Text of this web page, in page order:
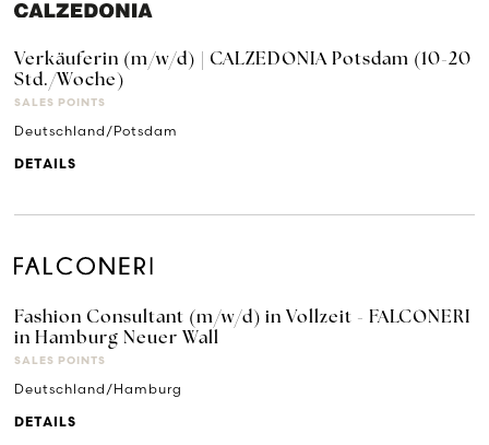
Verkäuferin (m/w/d) | CALZEDONIA Potsdam (10-20
Std./Woche)
SALES POINTS
Deutschland/Potsdam
DETAILS
Fashion Consultant (m/w/d) in Vollzeit - FALCONERI
in Hamburg Neuer Wall
SALES POINTS
Deutschland/Hamburg
DETAILS